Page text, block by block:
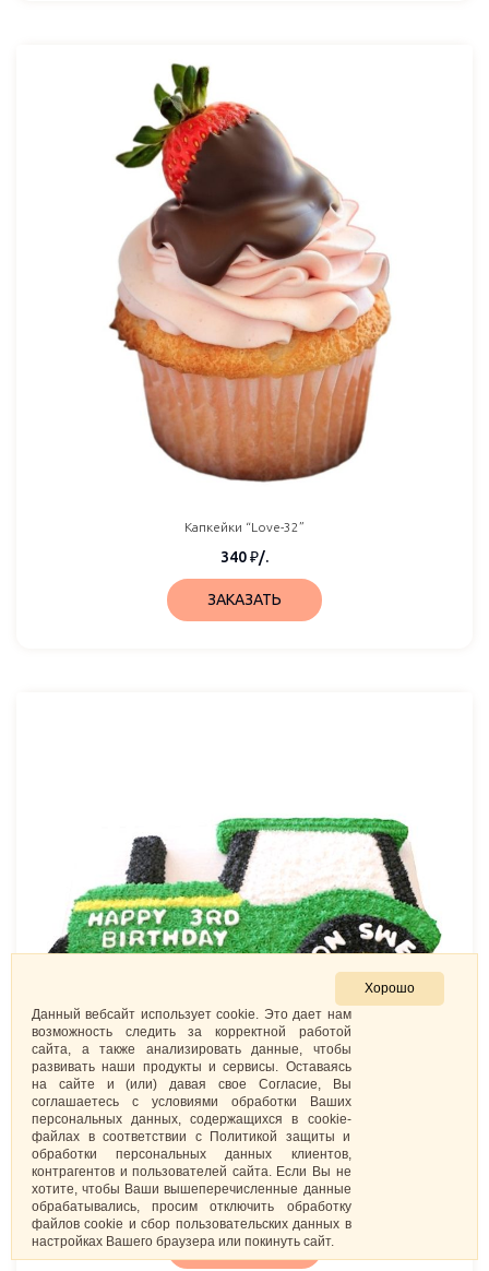
Капкейки “Love-32”
340₽/.
ЗАКАЗАТЬ
Торт «Кремовый трактор»
3 367₽/.
ЗАКАЗАТЬ
Хорошо
Данный вебсайт использует cookie. Это дает нам
возможность следить за корректной работой
сайта, а также анализировать данные, чтобы
развивать наши продукты и сервисы. Оставаясь
на сайте и (или) давая свое Согласие, Вы
соглашаетесь с условиями обработки Ваших
персональных данных, содержащихся в cookie-
файлах в соответствии с Политикой защиты и
обработки персональных данных клиентов,
контрагентов и пользователей сайта. Если Вы не
хотите, чтобы Ваши вышеперечисленные данные
обрабатывались, просим отключить обработку
файлов cookie и сбор пользовательских данных в
настройках Вашего браузера или покинуть сайт.